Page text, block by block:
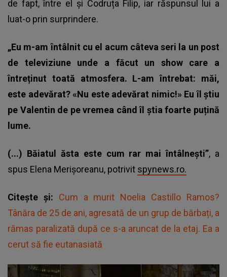
de fapt, între el și Codruța Filip, iar răspunsul lui a
luat-o prin surprindere.
„Eu m-am întâlnit cu el acum câteva seri la un post
de televiziune unde a făcut un show care a
întreținut toată atmosfera. L-am întrebat: măi,
este adevărat? «Nu este adevărat nimic!» Eu îl știu
pe Valentin de pe vremea când îl știa foarte puțină
lume.
(...) Băiatul ăsta este cum rar mai întâlnești”, a
spus Elena Merișoreanu, potrivit spynews.ro.
Citește și: Cum a murit Noelia Castillo Ramos?
Tânăra de 25 de ani, agresată de un grup de bărbați, a
rămas paralizată după ce s-a aruncat de la etaj. Ea a
cerut să fie eutanasiată